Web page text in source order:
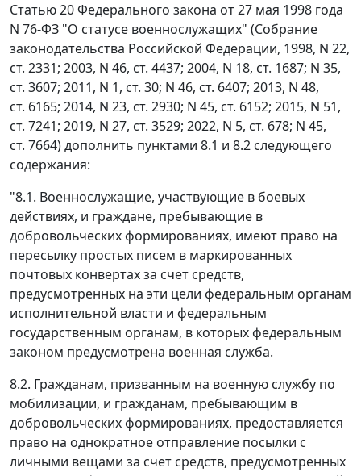
Статью 20 Федерального закона от 27 мая 1998 года
N 76-ФЗ "О статусе военнослужащих" (Собрание
законодательства Российской Федерации, 1998, N 22,
ст. 2331; 2003, N 46, ст. 4437; 2004, N 18, ст. 1687; N 35,
ст. 3607; 2011, N 1, ст. 30; N 46, ст. 6407; 2013, N 48,
ст. 6165; 2014, N 23, ст. 2930; N 45, ст. 6152; 2015, N 51,
ст. 7241; 2019, N 27, ст. 3529; 2022, N 5, ст. 678; N 45,
ст. 7664) дополнить пунктами 8.1 и 8.2 следующего
содержания:
"8.1. Военнослужащие, участвующие в боевых
действиях, и граждане, пребывающие в
добровольческих формированиях, имеют право на
пересылку простых писем в маркированных
почтовых конвертах за счет средств,
предусмотренных на эти цели федеральным органам
исполнительной власти и федеральным
государственным органам, в которых федеральным
законом предусмотрена военная служба.
8.2. Гражданам, призванным на военную службу по
мобилизации, и гражданам, пребывающим в
добровольческих формированиях, предоставляется
право на однократное отправление посылки с
личными вещами за счет средств, предусмотренных